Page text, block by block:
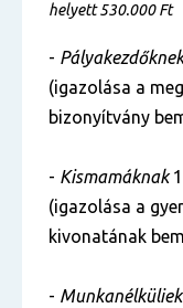
helyett 530.000 Ft
- Pályakezdőknek
(igazolása a
bizonyítvány
- Kismamáknak
(igazolása a
kivonatának
-